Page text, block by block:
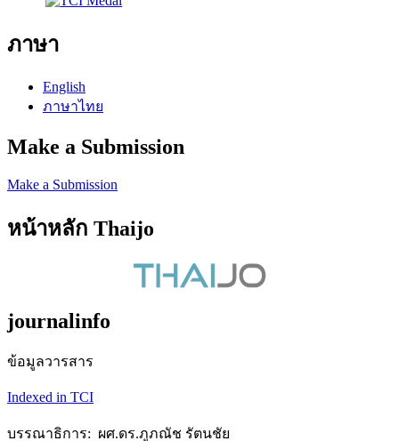
ภาษา
English
ภาษาไทย
Make a Submission
Make a Submission
หน้าหลัก Thaijo
journalinfo
ข้อมูลวารสาร
Indexed in TCI
บรรณาธิการ: ผศ.ดร.ภูภณัช รัตนชัย